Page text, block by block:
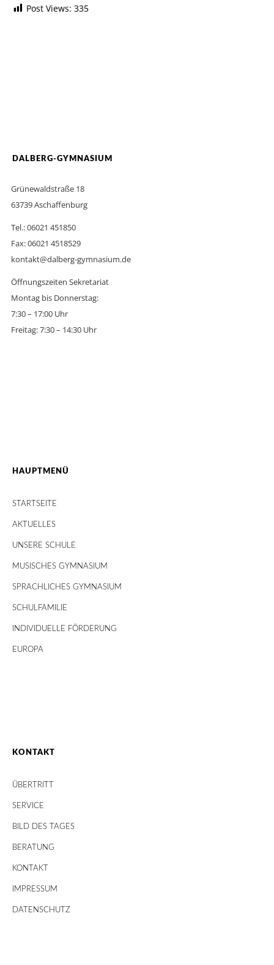
Post Views: 335
DALBERG-GYMNASIUM
Grünewaldstraße 18
63739 Aschaffenburg
Tel.: 06021 451850
Fax: 06021 4518529
kontakt@dalberg-gymnasium.de
Öffnungszeiten Sekretariat
Montag bis Donnerstag:
7:30 – 17:00 Uhr
Freitag: 7:30 – 14:30 Uhr
HAUPTMENÜ
STARTSEITE
AKTUELLES
UNSERE SCHULE
MUSISCHES GYMNASIUM
SPRACHLICHES GYMNASIUM
SCHULFAMILIE
INDIVIDUELLE FÖRDERUNG
EUROPA
KONTAKT
ÜBERTRITT
SERVICE
BILD DES TAGES
BERATUNG
KONTAKT
IMPRESSUM
DATENSCHUTZ